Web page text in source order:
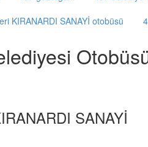
KIRANARDI SANAYİ otobüsü
SANAYİ